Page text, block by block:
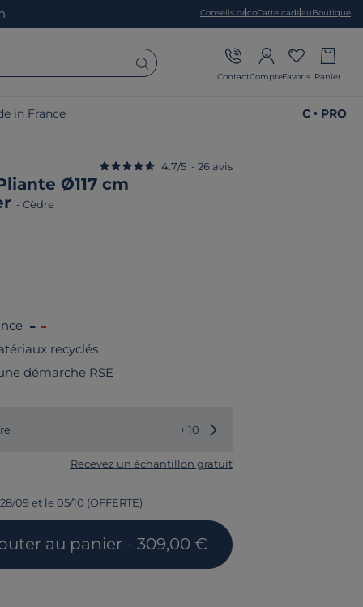
Conseils décoCarte cadeauBoutique
ContactCompteFavoris Panier
in France C • PRO
Ø117 cm
- Cèdre
4.7/5 - 26 avis
recyclés
démarche RSE
+ 10 Choisir une autre couleur
Recevez un échantillon gratuit
09 et le 05/10 (OFFERTE)
au panier - 309,00 €